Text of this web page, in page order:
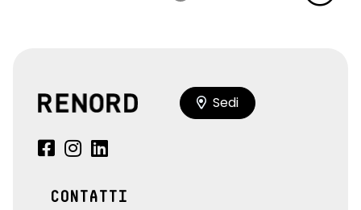
Sedi
CONTATTI